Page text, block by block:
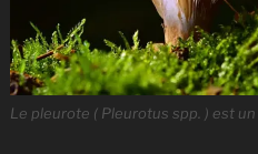
Le pleurote ( Pleurotus spp. ) est